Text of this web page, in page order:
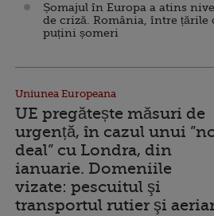
Șomajul în Europa a atins
de criză. România, între țările
puțini șomeri
Uniunea Europeana
UE pregătește măsuri de
urgență, în cazul unui
deal” cu Londra, din
ianuarie. Domeniile
vizate: pescuitul şi
transportul rutier şi